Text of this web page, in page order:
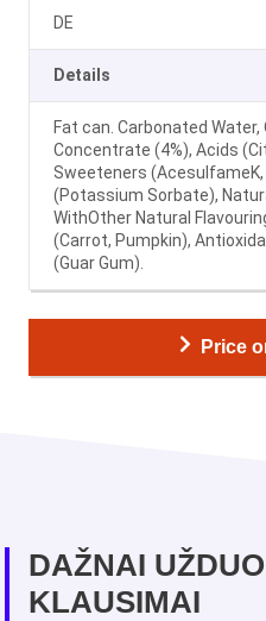
DE
Details
Fat can. Carbonated Water,
Concentrate (4%), Acids
Sweeteners
(Potassium Sorbate),
WithOther Natural
(Carrot, Pumpkin),
(Guar Gum).
Price
DAŽNAI
KLAUSIMAI